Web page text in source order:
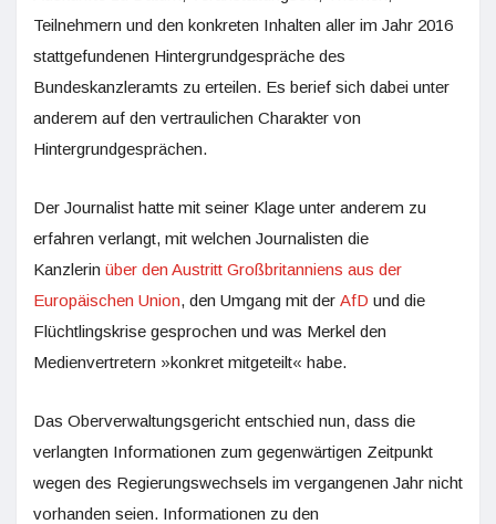
Teilnehmern und den konkreten Inhalten aller im Jahr 2016
stattgefundenen Hintergrundgespräche des
Bundeskanzleramts zu erteilen. Es berief sich dabei unter
anderem auf den vertraulichen Charakter von
Hintergrundgesprächen.
Der Journalist hatte mit seiner Klage unter anderem zu
erfahren verlangt, mit welchen Journalisten die
Kanzlerin über den Austritt Großbritanniens aus der
Europäischen Union, den Umgang mit der AfD und die
Flüchtlingskrise gesprochen und was Merkel den
Medienvertretern »konkret mitgeteilt« habe.
Das Oberverwaltungsgericht entschied nun, dass die
verlangten Informationen zum gegenwärtigen Zeitpunkt
wegen des Regierungswechsels im vergangenen Jahr nicht
vorhanden seien. Informationen zu den